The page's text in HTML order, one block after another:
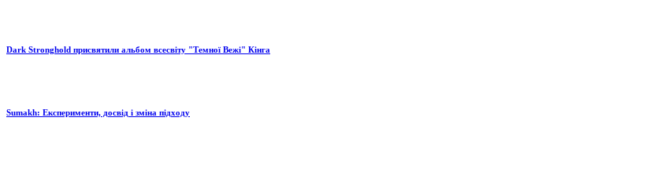
Dark Stronghold присвятили альбом всесвіту "Темної Вежі" Кінга
Sumakh: Експерименти, досвід і зміна підходу